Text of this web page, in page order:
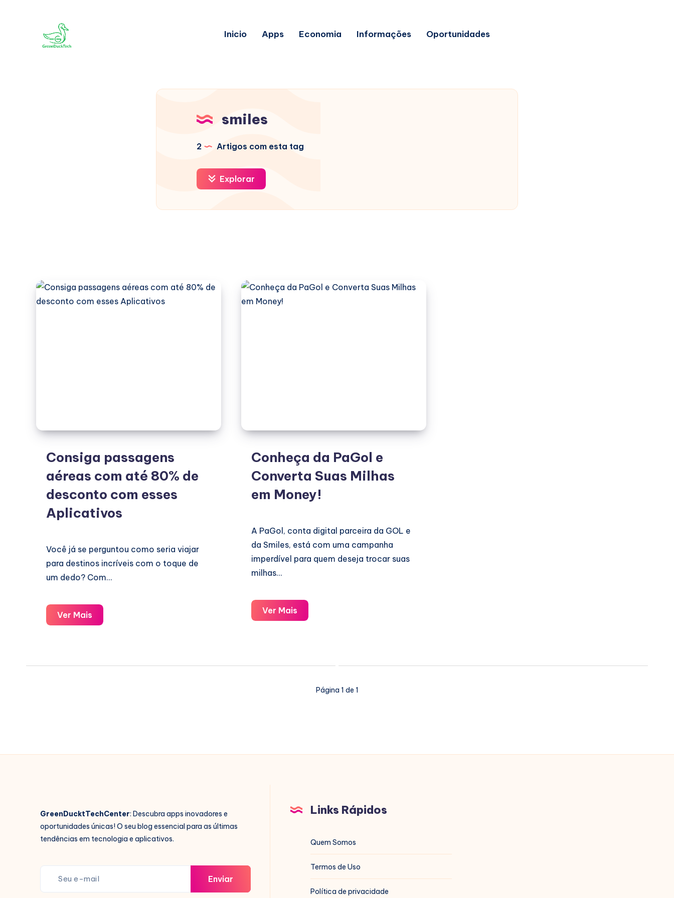
Inicio Apps Economia Informações Oportunidades
smiles
2 Artigos com esta tag
Explorar
Consiga passagens
aéreas com até 80% de
desconto com esses
Aplicativos
Você já se perguntou como seria viajar
para destinos incríveis com o toque de
um dedo? Com…
Ver Mais
passagens
Aplicativos
Conheça da PaGol e
Converta Suas Milhas
em Money!
A PaGol, conta digital parceira da GOL e
da Smiles, está com uma campanha
imperdível para quem deseja trocar suas
milhas…
Ver Mais
da
Converta
MilhasPágina 1 de 1
GreenDucktTechCenter: Descubra apps inovadores e
oportunidades únicas! O seu blog essencial para as últimas
tendências em tecnologia e aplicativos.
Enviar
Links Rápidos
Quem Somos
Termos de Uso
Política de privacidade